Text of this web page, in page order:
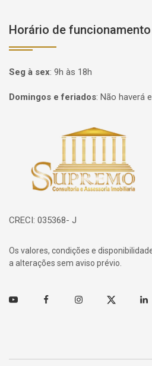
Horário de funcionamento
Seg à sex: 9h às 18h
Domingos e feriados: Não haverá
Página inicial
CRECI: 035368- J
Os valores, condições e
a alterações sem aviso prévio.
Youtube FacebookInstagramTwitter